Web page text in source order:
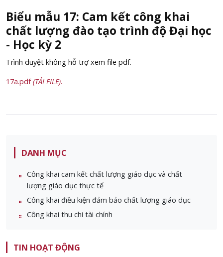
Biểu mẫu 17: Cam kết công khai
chất lượng đào tạo trình độ Đại học
- Học kỳ 2
Trình duyệt không hỗ trợ xem file pdf.
17a.pdf(TẢI FILE).
DANH MỤC
Công khai cam kết chất lượng giáo dục và chất
lượng giáo dục thực tế
Công khai điều kiện đảm bảo chất lượng giáo dục
Công khai thu chi tài chính
TIN HOẠT ĐỘNG